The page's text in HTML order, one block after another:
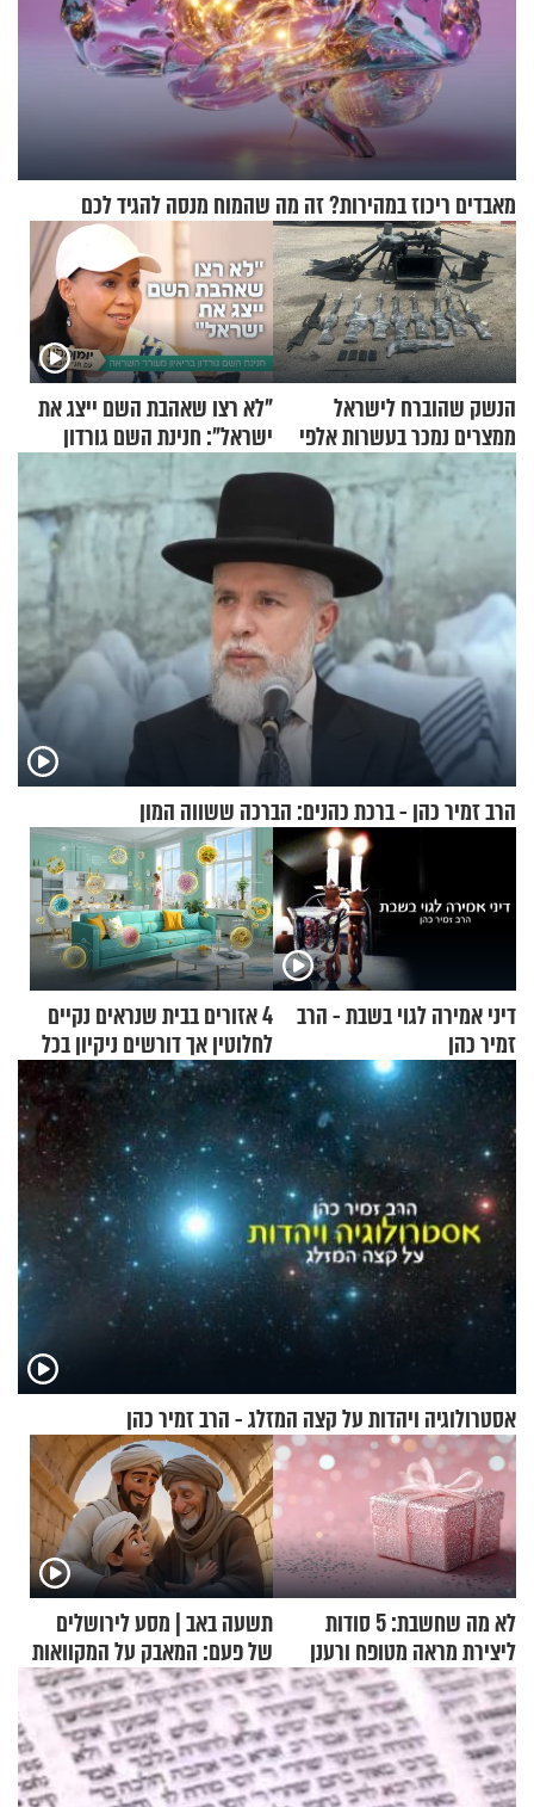
מאבדים ריכוז במהירות? זה מה שהמוח מנסה להגיד לכם
הנשק שהוברח לישראל
ממצרים נמכר בעשרות אלפי
שקלים
"לא רצו שאהבת השם ייצג את
ישראל": חנינת השם גורדון
בריאיון מעורר השראה
הרב זמיר כהן - ברכת כהנים: הברכה ששווה המון
דיני אמירה לגוי בשבת - הרב
זמיר כהן
4 אזורים בבית שנראים נקיים
לחלוטין אך דורשים ניקיון בכל
סוף שבוע
אסטרולוגיה ויהדות על קצה המזלג - הרב זמיר כהן
לא מה שחשבת: 5 סודות
ליצירת מראה מטופח ורענן
תשעה באב | מסע לירושלים
של פעם: המאבק על המקוואות